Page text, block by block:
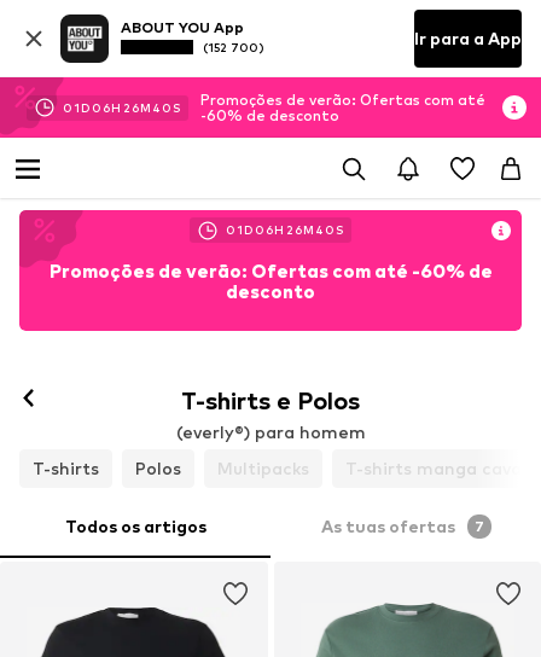
ABOUT YOU App
(152 700) Ir para a App
01D 06H 26M 39 S
Promoções de verão: Ofertas com até
-60% de desconto
01D 06H 26M 39 S
Promoções de verão: Ofertas com até -60% de
desconto
T-shirts e Polos
(everly®) para homem
T-shirts
Polos Multipacks T-shirts manga cava
Todos os artigos As tuas ofertas 7